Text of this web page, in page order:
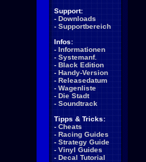
Support:
- Downloads
- Supportbereich
Infos:
- Informationen
- Systemanf.
- Black Edition
- Handy-Version
- Releasedatum
- Wagenliste
- Die Stadt
- Soundtrack
Tipps & Tricks:
- Cheats
- Racing Guides
- Strategy Guide
- Vinyl Guides
- Decal Tutorial